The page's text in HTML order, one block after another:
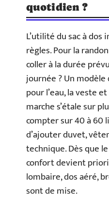
quotidien ?
L’utilité du sac à dos
règles. Pour la
coller à la durée
journée ? Un
pour l’eau, la veste
marche s’étale sur
compter sur 40 à 60
d’ajouter duvet,
technique. Dès que
confort devient
lombaire, dos aéré,
sont de mise.